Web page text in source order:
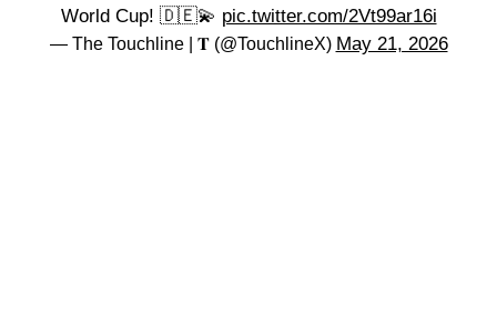
World Cup! 🇩🇪💫 pic.twitter.com/2Vt99ar16i
— The Touchline | 𝐓 (@TouchlineX) May 21, 2026